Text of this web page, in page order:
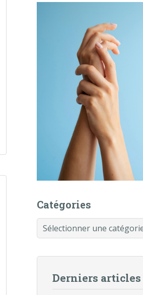
Catégories
Catégories
Derniers articles